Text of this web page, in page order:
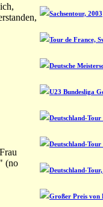
(no
Sachsentour, 2003
Tour de France,
Deutsche
U23 Bundesliga
Deutschland-Tour
Deutschland-Tour
Deutschland-
Großer Preis von